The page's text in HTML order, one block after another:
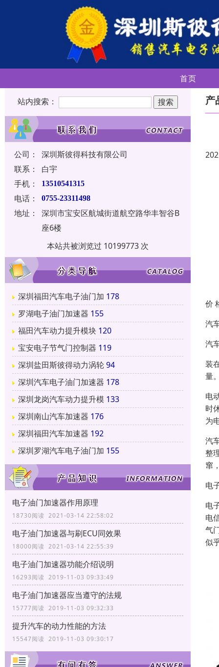
首页
站内搜索：
公司：
深圳斯彼得科技有限公司
联系：
白宇
手机：
13510541315
电话： 0755-23311498
地址：
深圳市宝安区航城街道航空路华丰智谷B
座6楼
本站共被浏览过 10199773 次
深圳福田汽车电子油门加 178
罗湖电子油门加速器 155
福田汽车动力提升模块 120
宝安电子节气门控制器 119
深圳盐田斯彼得动力涡轮94
深圳汽车电子油门加速器 178
深圳龙岗汽车动力提升模 133
深圳南山汽车加速器 176
深圳福田汽车加速器 192
深圳罗湖汽车电子油门加 155
电子油门加速器作用原理
18730阅读 2021-03-14 22:58:02
电子油门加速器与刷ECU同效果
18000阅读 2021-03-14 22:55:39
电子油门加速器功能介绍说明
16293阅读 2019-11-03 09:33:49
电子油门加速器应当遵守的法规
15777阅读 2019-11-03 09:32:33
提升汽车的动力性能的方法
15547阅读 2019-11-03 09:30:17
产
价
汽
汽
装
量
电
时
为
汽
整
窜
电
电
电
气
似